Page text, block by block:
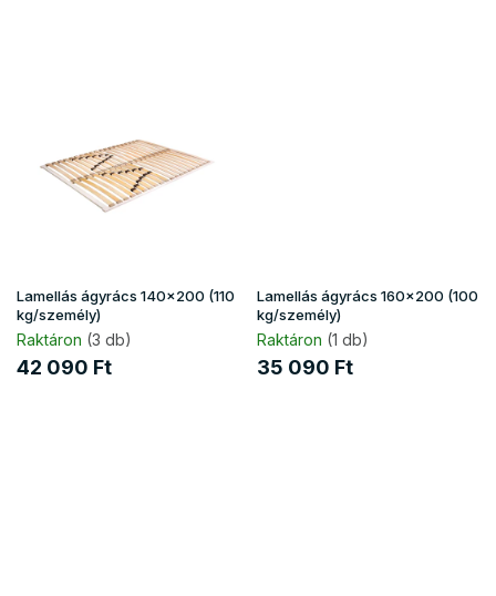
Lamellás ágyrács 140x200 (110
kg/személy)
Raktáron (3 db)
42 090 Ft
Lamellás ágyrács 160x200 (100
kg/személy)
Raktáron (1 db)
35 090 Ft